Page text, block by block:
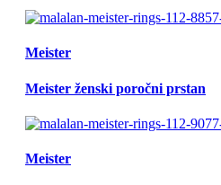
Meister
Meister ženski poročni prstan
Meister